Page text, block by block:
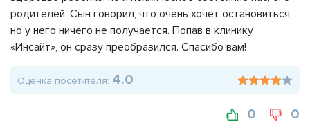
родителей. Сын говорил, что очень хочет остановиться,
но у него ничего не получается. Попав в клинику
«Инсайт», он сразу преобразился. Спасибо вам!
Оценка посетителя: 4.0
0 0